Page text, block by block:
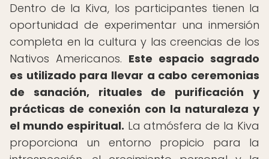
Dentro de la Kiva, los participantes tienen la
oportunidad de experimentar una inmersión
completa en la cultura y las creencias de los
Nativos Americanos. Este espacio sagrado
es utilizado para llevar a cabo ceremonias
de sanación, rituales de purificación y
prácticas de conexión con la naturaleza y
el mundo espiritual. La atmósfera de la Kiva
proporciona un entorno propicio para la